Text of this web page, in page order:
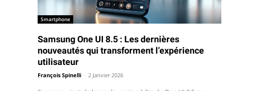
Smartphone
Samsung One UI 8.5 : Les dernières
nouveautés qui transforment l’expérience
utilisateur
François Spinelli 2 Janvier 2026